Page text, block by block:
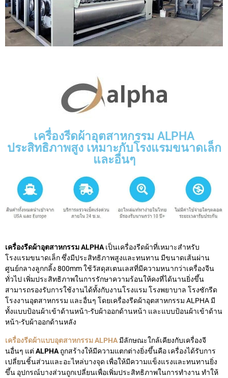
เครื่องรีดผ้าอุตสาหกรรม ALPHA
ประสิทธิภาพสูง เหมาะกับโรงแรมขนาดเล็ก
และอื่นๆ
เครื่องรีดผ้าอุตสาหกรรม ALPHA เป็นเครื่องรีดผ้าที่เหมาะสำหรับ
โรงแรมขนาดเล็ก ซึ่งมีประสิทธิภาพสูงและทนทาน มีขนาดเส้นผ่าน
ศูนย์กลางลูกกลิ้ง 800mm ใช้วัสดุสเตนเลสที่มีความหนากว่าเครื่องจีน
ทั่วไป เพิ่มประสิทธิภาพในการรักษาความร้อนให้คงที่ได้นานยิ่งขึ้น
สามารถรองรับการใช้งานได้ทั้งกับงานโรงแรม โรงพยาบาล โรงซักรีด
โรงงานอุตสาหกรรม และอื่นๆ โดยเครื่องรีดผ้าอุตสาหกรรม ALPHA มี
ทั้งแบบป้อนผ้าเข้าด้านหน้า-รับผ้าออกด้านหน้า และแบบป้อนผ้าเข้าด้าน
หน้า-รับผ้าออกด้านหลัง
เครื่องรีดผ้าแบบอุตสาหกรรม ALPHAมีลักษณะใกล้เคียงกับเครื่องจี
นอื่นๆ แต่ ALPHA ถูกสร้างให้มีความแตกต่างยิ่งขึ้นคือ เครื่องได้รับการ
เปลี่ยนชิ้นส่วนและอะไหล่บางจุด เพื่อให้มีความแข็งแรงและทนทานยิ่ง
ขึ้น อุปกรณ์บางส่วนถูกเปลี่ยนเพื่อเพิ่มประสิทธิภาพในการทำงาน ทำให้